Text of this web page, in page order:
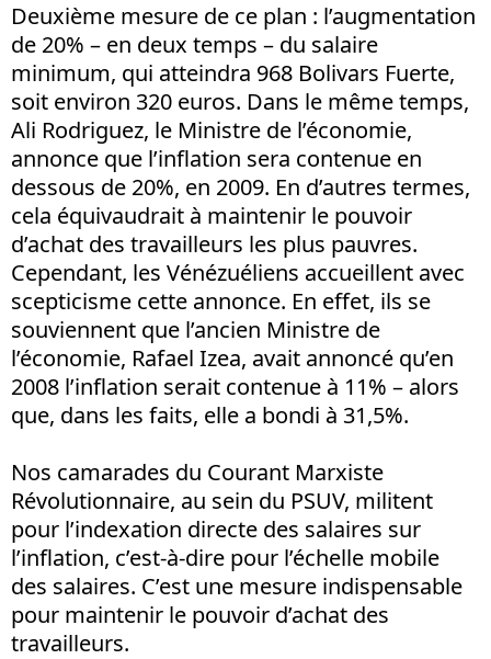
Deuxième mesure de ce plan : l’augmentation
de 20% – en deux temps – du salaire
minimum, qui atteindra 968 Bolivars Fuerte,
soit environ 320 euros. Dans le même temps,
Ali Rodriguez, le Ministre de l’économie,
annonce que l’inflation sera contenue en
dessous de 20%, en 2009. En d’autres termes,
cela équivaudrait à maintenir le pouvoir
d’achat des travailleurs les plus pauvres.
Cependant, les Vénézuéliens accueillent avec
scepticisme cette annonce. En effet, ils se
souviennent que l’ancien Ministre de
l’économie, Rafael Izea, avait annoncé qu’en
2008 l’inflation serait contenue à 11% – alors
que, dans les faits, elle a bondi à 31,5%.
Nos camarades du Courant Marxiste
Révolutionnaire, au sein du PSUV, militent
pour l’indexation directe des salaires sur
l’inflation, c’est-à-dire pour l’échelle mobile
des salaires. C’est une mesure indispensable
pour maintenir le pouvoir d’achat des
travailleurs.